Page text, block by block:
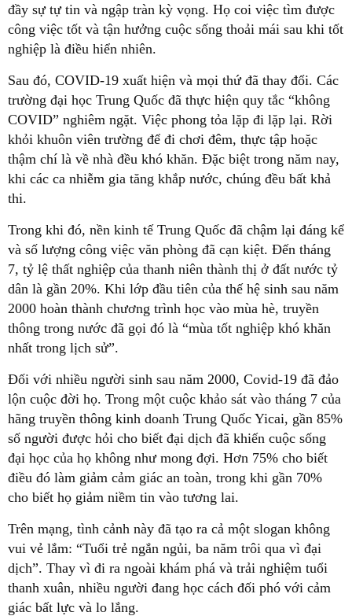
đầy sự tự tin và ngập tràn kỳ vọng. Họ coi việc tìm được
công việc tốt và tận hưởng cuộc sống thoải mái sau khi tốt
nghiệp là điều hiển nhiên.
Sau đó, COVID-19 xuất hiện và mọi thứ đã thay đổi. Các
trường đại học Trung Quốc đã thực hiện quy tắc “không
COVID” nghiêm ngặt. Việc phong tỏa lặp đi lặp lại. Rời
khỏi khuôn viên trường để đi chơi đêm, thực tập hoặc
thậm chí là về nhà đều khó khăn. Đặc biệt trong năm nay,
khi các ca nhiễm gia tăng khắp nước, chúng đều bất khả
thi.
Trong khi đó, nền kinh tế Trung Quốc đã chậm lại đáng kể
và số lượng công việc văn phòng đã cạn kiệt. Đến tháng
7, tỷ lệ thất nghiệp của thanh niên thành thị ở đất nước tỷ
dân là gần 20%. Khi lớp đầu tiên của thế hệ sinh sau năm
2000 hoàn thành chương trình học vào mùa hè, truyền
thông trong nước đã gọi đó là “mùa tốt nghiệp khó khăn
nhất trong lịch sử”.
Đối với nhiều người sinh sau năm 2000, Covid-19 đã đảo
lộn cuộc đời họ. Trong một cuộc khảo sát vào tháng 7 của
hãng truyền thông kinh doanh Trung Quốc Yicai, gần 85%
số người được hỏi cho biết đại dịch đã khiến cuộc sống
đại học của họ không như mong đợi. Hơn 75% cho biết
điều đó làm giảm cảm giác an toàn, trong khi gần 70%
cho biết họ giảm niềm tin vào tương lai.
Trên mạng, tình cảnh này đã tạo ra cả một slogan không
vui vẻ lắm: “Tuổi trẻ ngắn ngủi, ba năm trôi qua vì đại
dịch”. Thay vì đi ra ngoài khám phá và trải nghiệm tuổi
thanh xuân, nhiều người đang học cách đối phó với cảm
giác bất lực và lo lắng.